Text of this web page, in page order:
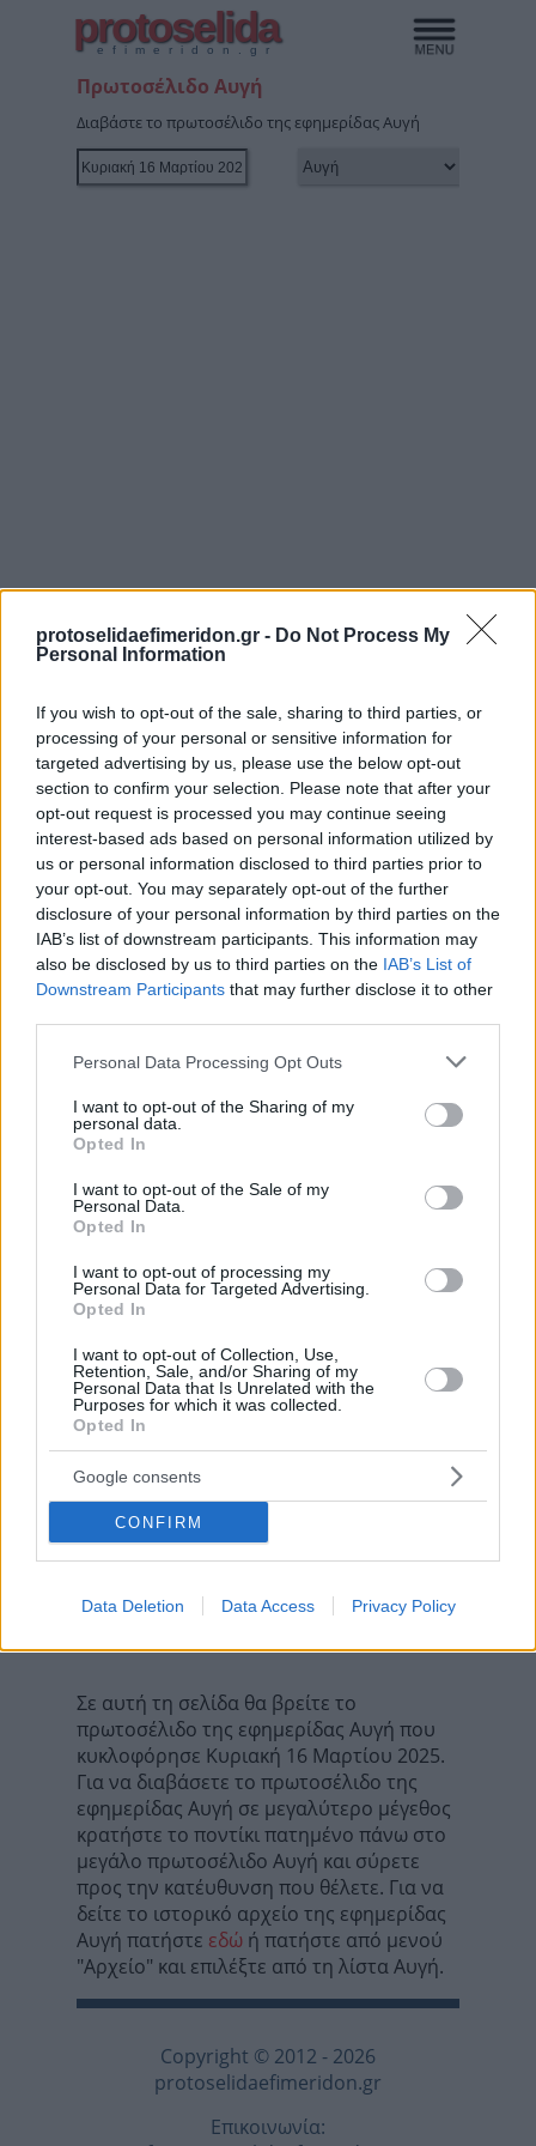
protoselidaefimeridon.gr - Do Not Process My
Personal Information
If you wish to opt-out of the sale, sharing to third parties, or
processing of your personal or sensitive information for
targeted advertising by us, please use the below opt-out
section to confirm your selection. Please note that after your
opt-out request is processed you may continue seeing
interest-based ads based on personal information utilized by
us or personal information disclosed to third parties prior to
your opt-out. You may separately opt-out of the further
disclosure of your personal information by third parties on the
IAB’s list of downstream participants. This information may
also be disclosed by us to third parties on the IAB’s List of
Downstream Participants that may further disclose it to other
Please note that this website/app uses one or more Google
not limited to your visit or usage behaviour. You may click to
grant or deny consent to Google and its third-party tags to
use your data for below specified purposes in below Google
consent section.
Personal Data Processing Opt Outs
I want to opt-out of the Sharing of my
personal data.
Opted In
I want to opt-out of the Sale of my
Personal Data.
Opted In
I want to opt-out of processing my
Personal Data for Targeted Advertising.
Opted In
I want to opt-out of Collection, Use,
Retention, Sale, and/or Sharing of my
Personal Data that Is Unrelated with the
Purposes for which it was collected.
Opted In
Google consents
CONFIRM
Data Deletion Data Access Privacy Policy
protoselida
efimeridon.gr
Πρωτοσέλιδο Αυγή
Διαβάστε το πρωτοσέλιδο της εφημερίδας Αυγή
Προηγούμενη
Λόγος
Επόμενη
Finance and Markets Voice
Κοινοποιήστε
Προηγούμενη
Λόγος
Επόμενη
Τα σχόλια έχουν απενεργοποιηθεί για
Σε αυτή τη σελίδα θα βρείτε το
πρωτοσέλιδο της εφημερίδας Αυγή που
κυκλοφόρησε Κυριακή 16 Μαρτίου 2025.
Για να διαβάσετε το πρωτοσέλιδο της
εφημερίδας Αυγή σε μεγαλύτερο μέγεθος
κρατήστε το ποντίκι πατημένο πάνω στο
μεγάλο πρωτοσέλιδο Αυγή και σύρετε
προς την κατέυθυνση που θέλετε. Για να
δείτε το ιστορικό αρχείο της εφημερίδας
Αυγή πατήστε εδώ ή πατήστε από μενού
"Αρχείο" και επιλέξτε από τη λίστα Αυγή.
Copyright © 2012 - 2026
protoselidaefimeridon.gr
Επικοινωνία: